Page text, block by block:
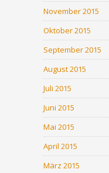
November 2015
Oktober 2015
September 2015
August 2015
Juli 2015
Juni 2015
Mai 2015
April 2015
März 2015